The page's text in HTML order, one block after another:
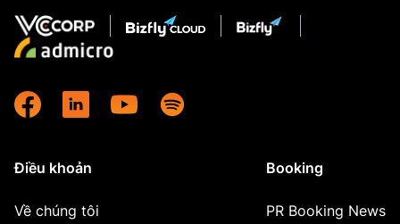
Điều khoản
Về chúng tôi
Booking
PR Booking News